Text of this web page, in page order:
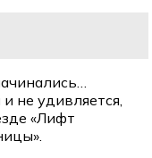
не удивляется,
«Лифт